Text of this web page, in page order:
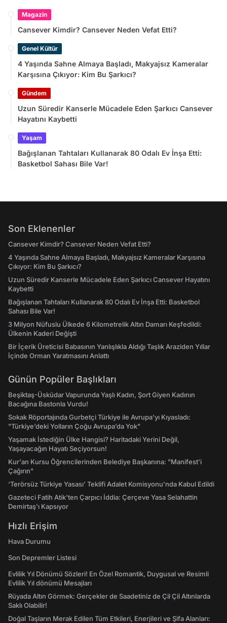
Magazin
Cansever Kimdir? Cansever Neden Vefat Etti?
Genel Kültür
4 Yaşında Sahne Almaya Başladı, Makyajsız Kameralar
Karşısına Çıkıyor: Kim Bu Şarkıcı?
Gündem
Uzun Süredir Kanserle Mücadele Eden Şarkıcı Cansever
Hayatını Kaybetti
Yaşam
Bağışlanan Tahtaları Kullanarak 80 Odalı Ev İnşa Etti:
Basketbol Sahası Bile Var!
Son Eklenenler
Cansever Kimdir? Cansever Neden Vefat Etti?
4 Yaşında Sahne Almaya Başladı, Makyajsız Kameralar Karşısına
Çıkıyor: Kim Bu Şarkıcı?
Uzun Süredir Kanserle Mücadele Eden Şarkıcı Cansever Hayatını
Kaybetti
Bağışlanan Tahtaları Kullanarak 80 Odalı Ev İnşa Etti: Basketbol
Sahası Bile Var!
3 Milyon Nüfuslu Ülkede 6 Kilometrelik Altın Damarı Keşfedildi:
Ülkenin Kaderi Değişti
Bir İçerik Üreticisi Babasının Yanlışlıkla Aldığı Taşlık Araziden Yıllar
İçinde Orman Yaratmasını Anlattı
Günün Popüler Başlıkları
Beşiktaş-Üsküdar Vapurunda Yaşlı Kadın, Şort Giyen Kadının
Bacağına Bastonla Vurdu!
Sokak Röportajında Gurbetçi Türkiye ile Avrupa'yı Kıyasladı:
"Türkiye’deki Yolların Çoğu Avrupa’da Yok"
Yaşamak İstediğin Ülke Hangisi? Haritadaki Yerini Değil,
Yaşayacağın Hayatı Seçiyorsun!
Kur'an Kursu Öğrencilerinden Belediye Başkanına: "Manifest’i
Çağırın"
‘Terörsüz Türkiye Yasası’ Teklifi Adalet Komisyonu'nda Kabul Edildi
Gazeteci Fatih Atik'ten Çarpıcı İddia: Çerçeve Yasa Selahattin
Demirtaş'ı Kapsıyor
Hızlı Erişim
Hava Durumu
Son Depremler Listesi
Evlilik Yıl Dönümü Sözleri! En Özel Romantik, Duygusal ve Resimli
Evlilik Yıl dönümü Mesajları
Rüyada Altın Görmek: Gerçekler de Saadetiniz de Çil Çil Altınlarda
Saklı Olabilir!
Doğal Taşların Merak Edilen Tüm Etkileri, Enerjileri ve Şifa Alanları: